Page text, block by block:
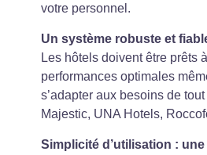
votre personnel.
Un système robuste et
Les hôtels doivent être prêts
performances optimales
s’adapter aux besoins de
Majestic, UNA Hotels,
Simplicité d’utilisation :